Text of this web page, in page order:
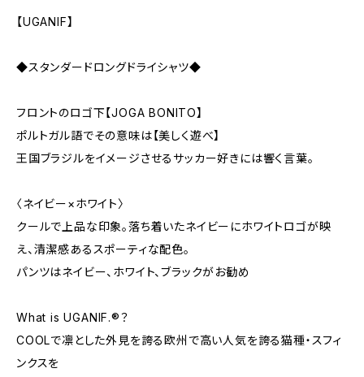
【UGANIF】
◆スタンダードロングドライシャツ◆
フロントのロゴ下【JOGA BONITO】
ポルトガル語でその意味は【美しく遊べ】
王国ブラジルをイメージさせるサッカー好きには響く言葉。
〈ネイビー×ホワイト〉
クールで上品な印象。落ち着いたネイビーにホワイトロゴが映
え、清潔感あるスポーティな配色。
パンツはネイビー、ホワイト、ブラックがお勧め
What is UGANIF.®？
COOLで凛とした外見を誇る欧州で高い人気を誇る猫種・スフィ
ンクスを